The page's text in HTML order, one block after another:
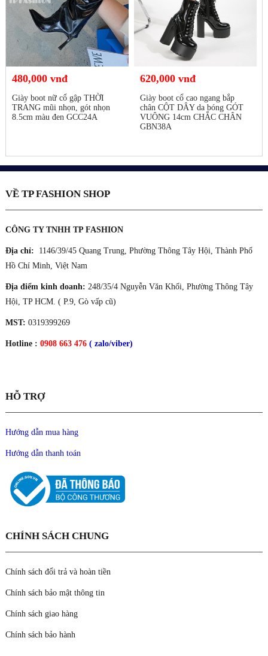
480,000 vnđ
Giày boot nữ cổ gập THỜI
TRANG mũi nhọn, gót nhọn
8.5cm màu đen GCC24A
620,000 vnđ
Giày boot cổ cao ngang bắp
chân CỘT DÂY da bóng GÓT
VUÔNG 14cm CHẮC CHÂN
GBN38A
VỀ TP FASHION SHOP
CÔNG TY TNHH TP FASHION
Địa chỉ: 1146/39/45 Quang Trung, Phường Thông Tây Hội, Thành Phố
Hồ Chí Minh, Việt Nam
Địa điểm kinh doanh: 248/35/4 Nguyễn Văn Khối, Phường Thông Tây
Hội, TP HCM. ( P.9, Gò vấp cũ)
MST: 0319399269
Hotline : 0908 663 476 ( zalo/viber)
HỖ TRỢ
Hướng dẫn mua hàng
Hướng dẫn thanh toán
CHÍNH SÁCH CHUNG
Chính sách đổi trả và hoàn tiền
Chính sách bảo mật thông tin
Chính sách giao hàng
Chính sách bảo hành